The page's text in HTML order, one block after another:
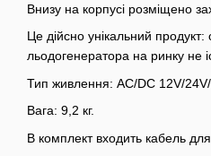
Внизу на корпусі розміщено
Це дійсно унікальний
льодогенератора на ринку не
Тип живлення: AC/DC 12V/
Вага: 9,2 кг.
В комплект входить кабель